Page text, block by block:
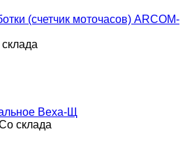
(счетчик моточасов) ARCOM-
Веха-Щ
склада